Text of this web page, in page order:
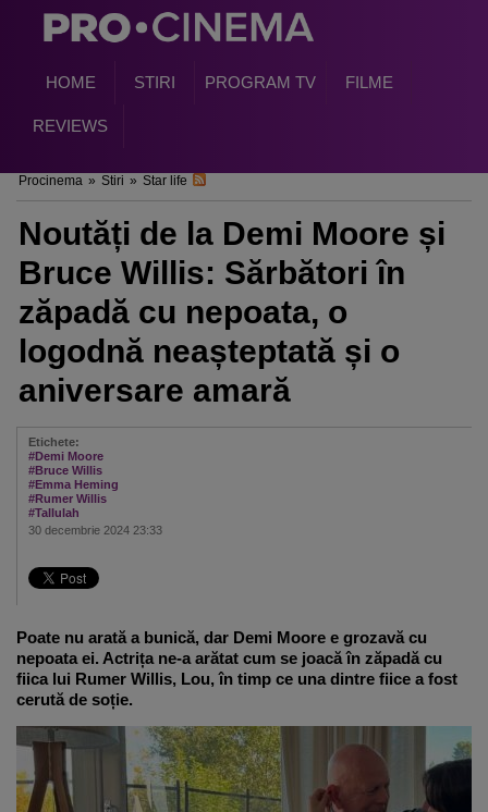
HOME STIRI PROGRAM TV FILME
REVIEWS
Procinema » Stiri » Star life
Noutăți de la Demi Moore și
Bruce Willis: Sărbători în
zăpadă cu nepoata, o
logodnă neașteptată și o
aniversare amară
Etichete:
#Demi Moore
#Bruce Willis
#Emma Heming
#Rumer Willis
#Tallulah
30 decembrie 2024 23:33
Poate nu arată a bunică, dar Demi Moore e grozavă cu
nepoata ei. Actrița ne-a arătat cum se joacă în zăpadă cu
fiica lui Rumer Willis, Lou, în timp ce una dintre fiice a fost
cerută de soție.